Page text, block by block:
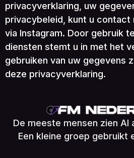
privacyverklaring, uw
privacybeleid, kunt u contact
via Instagram. Door gebruik
diensten stemt u in met het
gebruiken van uw gegevens
deze privacyverklaring.
De meeste mensen zien AI
Een kleine groep gebruikt